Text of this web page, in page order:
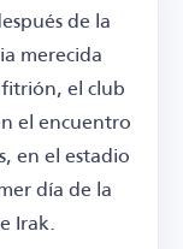
de la
merecida
el club
el encuentro
en el estadio
día de la
Irak.